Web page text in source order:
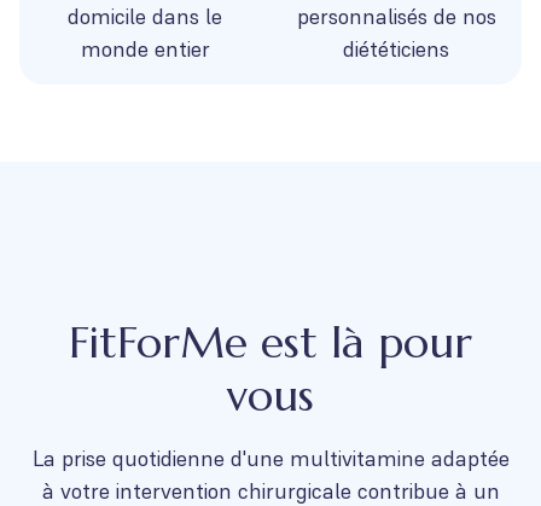
domicile dans le
monde entier
personnalisés de nos
diététiciens
FitForMe est là pour
vous
La prise quotidienne d'une multivitamine adaptée
à votre intervention chirurgicale contribue à un